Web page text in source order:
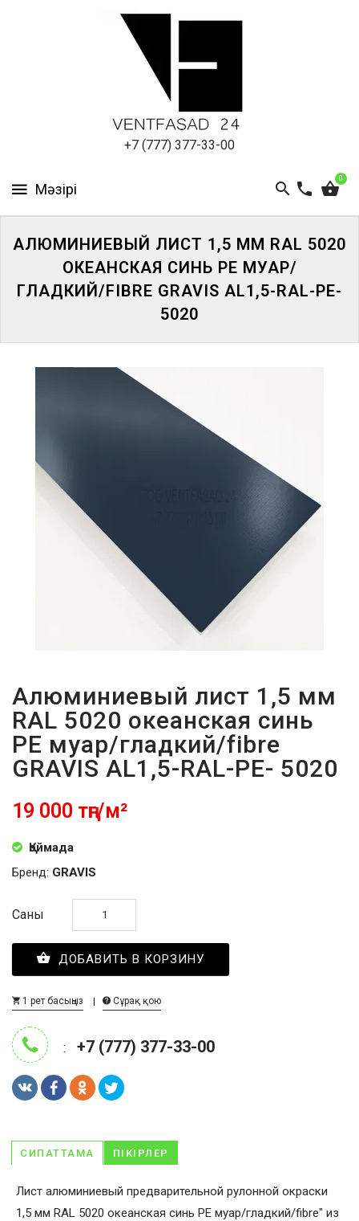
+7 (777) 377-33-00
0
ПАНЕЛИ
АЛЮМИНИЕВЫЙ ЛИСТ 1,5 ММ RAL 5020
ОКЕАНСКАЯ СИНЬ PE МУАР/
ГЛАДКИЙ/FIBRE GRAVIS AL1,5-RAL-PE-
5020
Алюминиевый лист 1,5 мм
RAL 5020 океанская синь
PE муар/гладкий/fibre
GRAVIS AL1,5-RAL-PE- 5020
19 000 тңг/м²
Қоймада
Бренд: GRAVIS
Саны
ДОБАВИТЬ В КОРЗИНУ
1 рет басыңыз Сұрақ қою
: +7 (777) 377-33-00
СИПАТТАМА ПІКІРЛЕР
Лист алюминиевый предварительной рулонной окраски
1,5 мм RAL 5020 океанская синь PE муар/гладкий/fibre" из